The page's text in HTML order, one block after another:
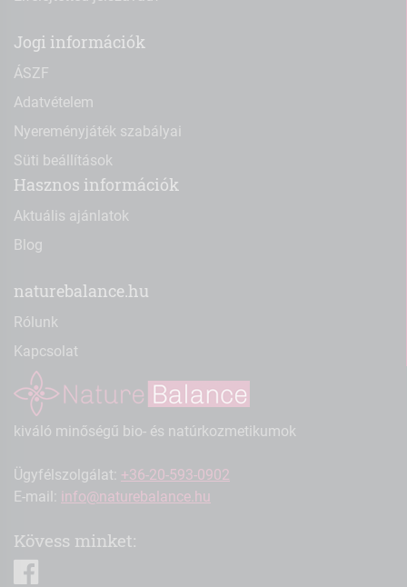
Jogi információk
ÁSZF
Adatvételem
Nyereményjáték szabályai
Süti beállítások
Hasznos információk
Aktuális ajánlatok
Blog
naturebalance.hu
Rólunk
Kapcsolat
kiváló minőségű bio- és natúrkozmetikumok
Ügyfélszolgálat: +36-20-593-0902
E-mail: info@naturebalance.hu
Kövess minket: